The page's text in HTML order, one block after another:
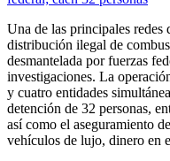
Una de las principales
distribución ilegal de
desmantelada por fuerzas
investigaciones. La
y cuatro entidades
detención de 32 personas,
así como el aseguramiento
vehículos de lujo, dinero en